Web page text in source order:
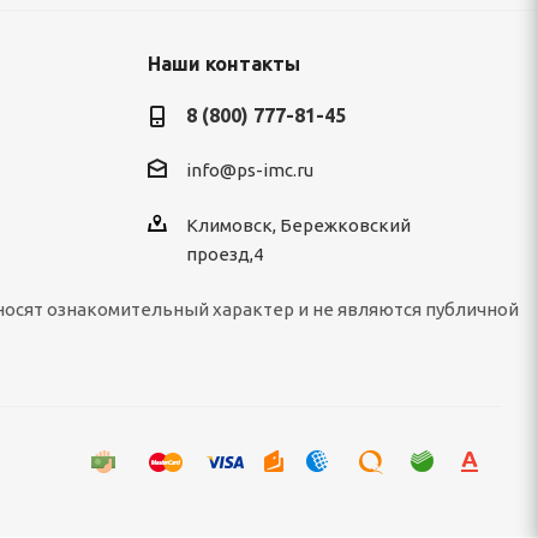
Наши контакты
8 (800) 777-81-45
info@ps-imc.ru
Климовск, Бережковский
проезд,4
ознакомительный характер и не являются публичной